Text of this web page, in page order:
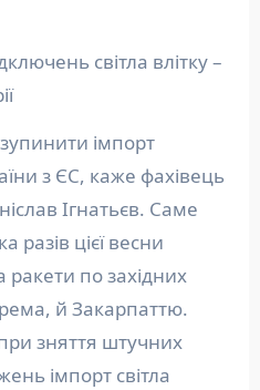
світла влітку –
імпорт
з ЄС, каже фахівець
Ігнатьєв. Саме
разів цієї весни
по західних
й Закарпаттю.
зняття штучних
імпорт світла